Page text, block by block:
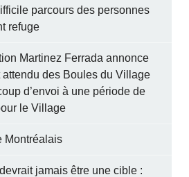
parcours des personnes
refuge
Martinez Ferrada annonce
attendu des Boules du Village
d’envoi à une période de
le Village
Montréalais
jamais être une cible :